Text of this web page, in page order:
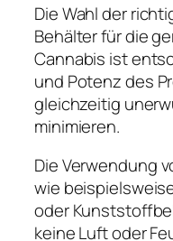
Die Wahl der
Behälter für die
Cannabis ist
und Potenz des
gleichzeitig
minimieren.
Die Verwendung
wie
oder
keine Luft oder